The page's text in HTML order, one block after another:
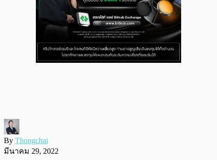
By Thongchai
มีนาคม 29, 2022